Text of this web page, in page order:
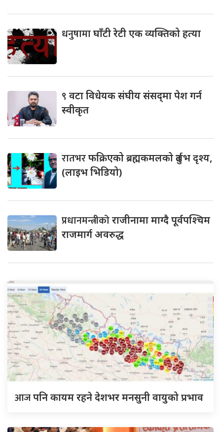
धनुषामाघाँटी रेटी एक व्यक्तिको हत्या
९ वटा विधेयक संघीय संसद्‌मा पेश गर्न
स्वीकृत
रातभरफक्रिएको ब्रह्मकमलको दुर्लभ दृश्य,
(लाइभ भिडियो)
प्रधानमन्त्रीकोराजीनामा माग्दै पूर्वपश्चिम
राजमार्ग अवरुद्ध
आजपनि कायम रहने देशभर मनसुनी वायुको प्रभाव